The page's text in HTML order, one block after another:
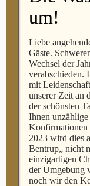
of
few
felt in
so
here.
same
did
um!
Liebe
Gäste.
Wechsel der
verabschieden.
mit
unserer Zeit an
der schönsten
Ihnen
Konfirmationen
2023 wird dies
Bentrup„ nicht
einzigartigen
der Umgebung
noch wir den